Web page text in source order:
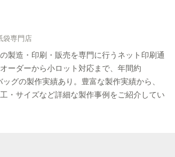
袋専門店
製造・印刷・販売を専門に行うネット印刷通
ーダーから小ロット対応まで、年間約
グの製作実績あり。豊富な製作実績から、
・サイズなど詳細な製作事例をご紹介してい